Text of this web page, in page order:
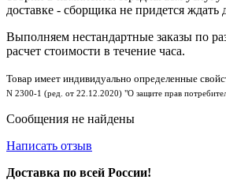
доставке - сборщика не придется ждать
Выполняем нестандартные заказы по
расчет стоимости в течение часа.
Товар имеет индивидуально определенные
N 2300-1 (ред. от 22.12.2020) "О защите прав
Сообщения не найдены
Написать отзыв
Доставка по всей России!